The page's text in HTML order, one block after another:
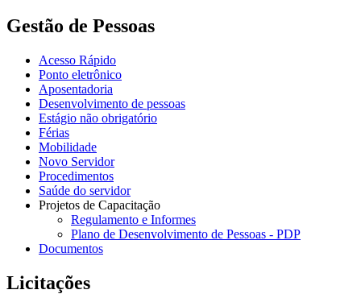
Gestão de Pessoas
Acesso Rápido
Ponto eletrônico
Aposentadoria
Desenvolvimento de pessoas
Estágio não obrigatório
Férias
Mobilidade
Novo Servidor
Procedimentos
Saúde do servidor
Projetos de Capacitação
Regulamento e Informes
Plano de Desenvolvimento de Pessoas - PDP
Documentos
Licitações